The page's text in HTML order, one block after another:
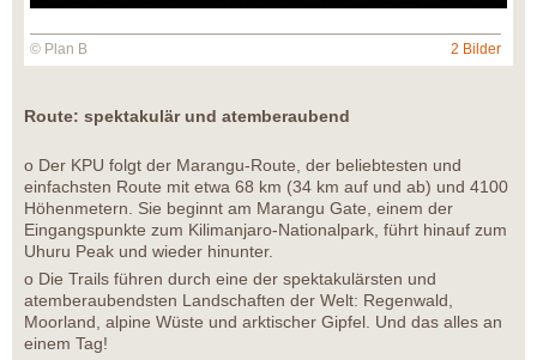
© Plan B 2 Bilder
Route: spektakulär und atemberaubend
o Der KPU folgt der Marangu-Route, der beliebtesten und
einfachsten Route mit etwa 68 km (34 km auf und ab) und 4100
Höhenmetern. Sie beginnt am Marangu Gate, einem der
Eingangspunkte zum Kilimanjaro-Nationalpark, führt hinauf zum
Uhuru Peak und wieder hinunter.
o Die Trails führen durch eine der spektakulärsten und
atemberaubendsten Landschaften der Welt: Regenwald,
Moorland, alpine Wüste und arktischer Gipfel. Und das alles an
einem Tag!